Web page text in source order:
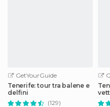
GetYourGuide
Tenerife: tour tra balene e
delfini
(129)